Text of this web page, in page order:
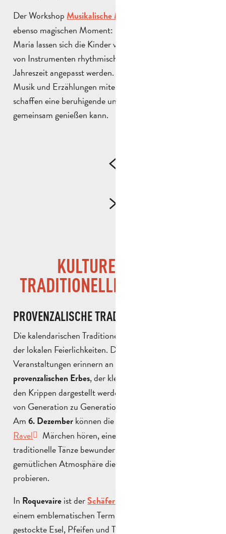
Der Workshop Musikalische Märchen
ebenso magischen Moment: Unter der Leitung von
Maria lassen sich die Kinder von Geschichten tragen, die
von Instrumenten rhythmisch begleitet und der
Jahreszeit angepasst werden. Diese Sitzungen, in denen
Musik und Erzählungen miteinander verschmelzen,
schaffen eine beruhigende und warme Auszeit, die man
gemeinsam genießen kann.
KULTURELLE UND
TRADITIONELLE AKTIVITÄTEN
PROVENZALISCHE TRADITIONEN
Die kalendarischen Traditionen stehen im Mittelpunkt
der lokalen Feierlichkeiten. Die verschiedenen
Veranstaltungen erinnern an die Bedeutung des
provenzalischen Erbes, der kleinen Handwerke, die in
den Krippen dargestellt werden, und der Bräuche, die
von Generation zu Generation weitergegeben werden.
Am6. Dezember können die Besucher in der
Ravel
Märchen hören, eine lebende Krippe und
traditionelle Tänze bewundern sowie in einer
gemütlichen Atmosphäre die dreizehn Desserts
probieren.
In Roquevaire ist derSchäferlauf
einem emblematischen Termin geworden: Schafe,
gestockte Esel, Pfeifen und Trommeln begleiten eine